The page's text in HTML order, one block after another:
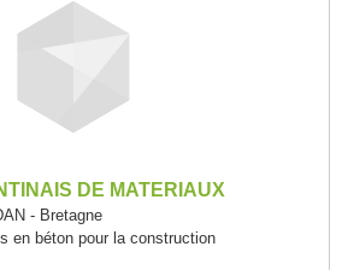
DE MATERIAUX
- Bretagne
en béton pour la construction